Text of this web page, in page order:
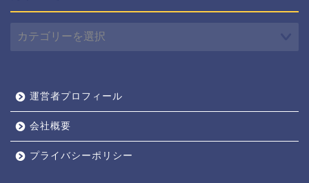
テ
運営者プロフィール
会社概要
プライバシーポリシー